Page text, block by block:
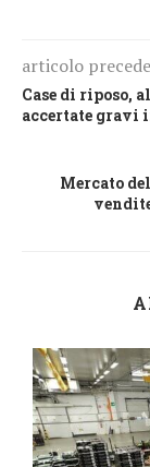
articolo
Case di riposo,
accertate gravi
Mercato